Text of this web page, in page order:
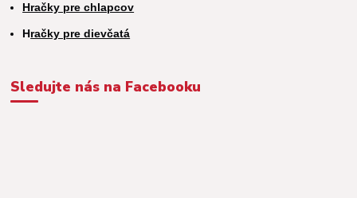
Hračky pre chlapcov
Hračky pre dievčatá
Sledujte nás na Facebooku